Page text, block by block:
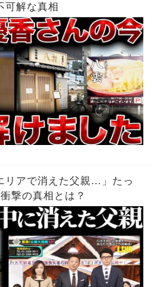
可解な真相
リアで消えた父親…」たっ
撃の真相とは？